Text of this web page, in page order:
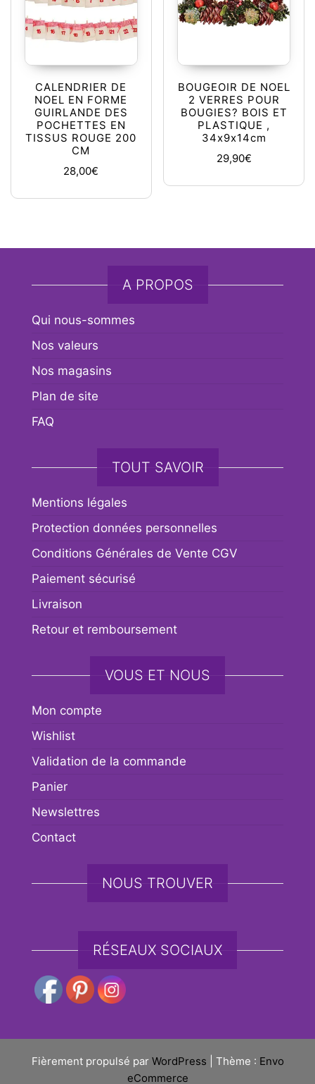
CALENDRIER DE
NOEL EN FORME
GUIRLANDE DES
POCHETTES EN
TISSUS ROUGE 200
CM
28,00€
BOUGEOIR DE NOEL
2 VERRES POUR
BOUGIES? BOIS ET
PLASTIQUE ,
34x9x14cm
29,90€
A PROPOS
Qui nous-sommes
Nos valeurs
Nos magasins
Plan de site
FAQ
TOUT SAVOIR
Mentions légales
Protection données personnelles
Conditions Générales de Vente CGV
Paiement sécurisé
Livraison
Retour et remboursement
VOUS ET NOUS
Mon compte
Wishlist
Validation de la commande
Panier
Newslettres
Contact
NOUS TROUVER
RÉSEAUX SOCIAUX
Fièrement propulsé par WordPress Thème : Envo
eCommerce